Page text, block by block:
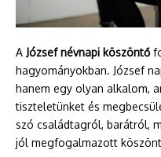
A József névnapi köszöntő
hagyományokban. József
hanem egy olyan alkalom,
tiszteletünket és
szó családtagról, barátról,
jól megfogalmazott